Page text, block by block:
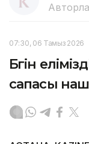
07:30, 06 Тамыз 2026
Бүгін
сапасы